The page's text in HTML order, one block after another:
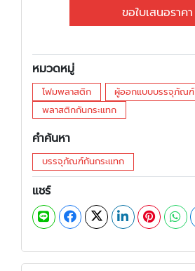
ขอใบเสนอราคา
หมวดหมู่
โฟมพลาสติก
ผู้ออกแบบบรรจุภัณฑ์
พลาสติกกันกระแทก
คำค้นหา
บรรจุภัณฑ์กันกระแทก
แชร์